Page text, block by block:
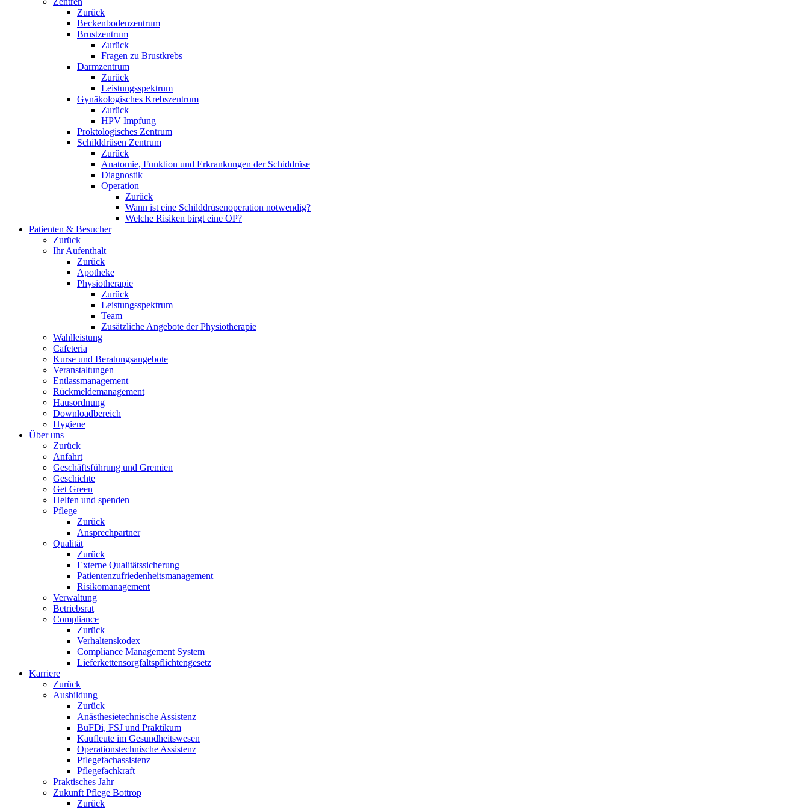
Zurück
Beckenbodenzentrum
Brustzentrum
Zurück
Fragen zu Brustkrebs
Darmzentrum
Zurück
Leistungsspektrum
Gynäkologisches Krebszentrum
Zurück
HPV Impfung
Proktologisches Zentrum
Schilddrüsen Zentrum
Zurück
Anatomie, Funktion und Erkrankungen der Schiddrüse
Diagnostik
Operation
Zurück
Wann ist eine Schilddrüsenoperation notwendig?
Welche Risiken birgt eine OP?
Patienten & Besucher
Zurück
Ihr Aufenthalt
Zurück
Apotheke
Physiotherapie
Zurück
Leistungsspektrum
Team
Zusätzliche Angebote der Physiotherapie
Wahlleistung
Cafeteria
Kurse und Beratungsangebote
Veranstaltungen
Entlassmanagement
Rückmeldemanagement
Hausordnung
Downloadbereich
Hygiene
Über uns
Zurück
Anfahrt
Geschäftsführung und Gremien
Geschichte
Get Green
Helfen und spenden
Pflege
Zurück
Ansprechpartner
Qualität
Zurück
Externe Qualitätssicherung
Patientenzufriedenheitsmanagement
Risikomanagement
Verwaltung
Betriebsrat
Compliance
Zurück
Verhaltenskodex
Compliance Management System
Lieferkettensorgfaltspflichtengesetz
Karriere
Zurück
Ausbildung
Zurück
Anästhesietechnische Assistenz
BuFDi, FSJ und Praktikum
Kaufleute im Gesundheitswesen
Operationstechnische Assistenz
Pflegefachassistenz
Pflegefachkraft
Praktisches Jahr
Zukunft Pflege Bottrop
Zurück